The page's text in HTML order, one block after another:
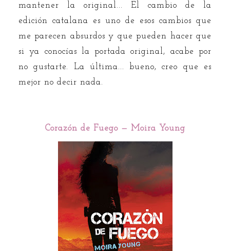
mantener la original... El cambio de la
edición catalana es uno de esos cambios que
me parecen absurdos y que pueden hacer que
si ya conocías la portada original, acabe por
no gustarte. La última... bueno, creo que es
mejor no decir nada.
Corazón de Fuego — Moira Young